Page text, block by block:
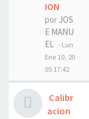
ION
por JOS
E MANU
EL - Lun
Ene 10, 20
05 17:42
Calibr
acion